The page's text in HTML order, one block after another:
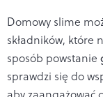
Domowy slime
składników, które
sposób powstanie
sprawdzi się do